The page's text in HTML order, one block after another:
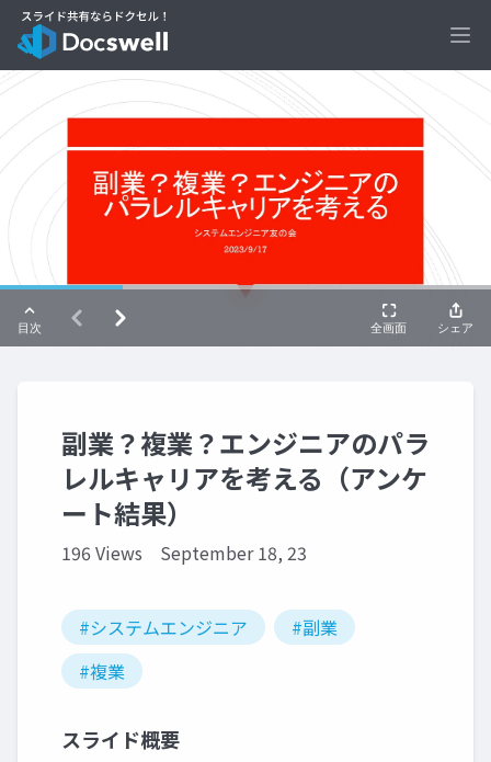
副業？複業？エンジニアのパラ
レルキャリアを考える（アンケ
ート結果）
196 Views September 18, 23
#システムエンジニア
#副業
#複業
スライド概要